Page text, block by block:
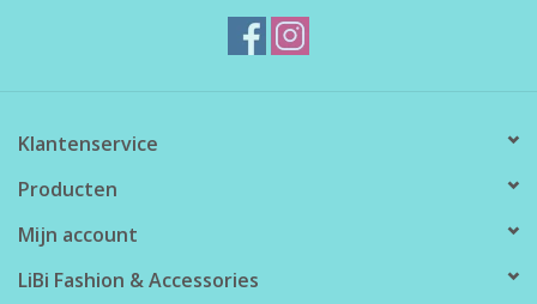
Klantenservice
Producten
Mijn account
LiBi Fashion & Accessories